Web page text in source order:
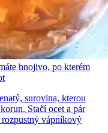
hnojivo, po kterém
surovina, kterou
Stačí ocet a pár
rozpustný vápníkový